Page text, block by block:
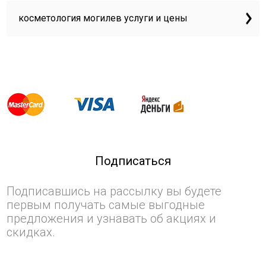
косметология могилев услуги и цены
Подписаться
Подписавшись на рассылку вы будете
первым получать самые выгодные
предложения и узнавать об акциях и
скидках.